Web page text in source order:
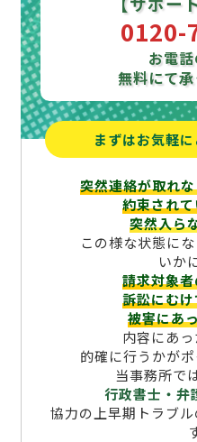
0120-
お電
無料にて
まずはお気軽
突然連絡が取れ
約束され
突然入ら
この様な状態にな
いか
請求対象
訴訟にむ
被害にあ
内容にあ
的確に行うかがポ
当事務所で
行政書士・弁
協力の上早期トラブ